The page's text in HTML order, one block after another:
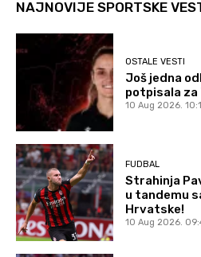
NAJNOVIJE SPORTSKE
OSTALE VESTI
Još jedna
potpisala za
10 Aug 2026.
FUDBAL
Strahinja
u tandemu
Hrvatske!
10 Aug 2026.